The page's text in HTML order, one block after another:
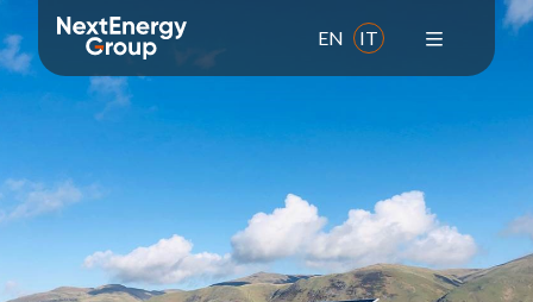
Il Gruppo
Chi siamo
EN IT